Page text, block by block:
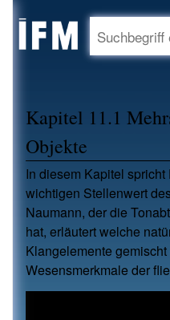
Kapitel 11.1
Objekte
In diesem Kapitel
wichtigen Stellenwert
Naumann, der die
hat, erläutert welche
Klangelemente
Wesensmerkmale der